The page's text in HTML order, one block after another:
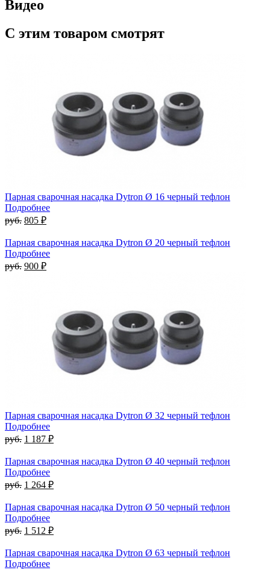
Видео
С этим товаром смотрят
Парная сварочная насадка Dytron Ø 16 черный тефлон
Подробнее
руб. 805 ₽
Парная сварочная насадка Dytron Ø 20 черный тефлон
Подробнее
руб. 900 ₽
Парная сварочная насадка Dytron Ø 32 черный тефлон
Подробнее
руб. 1 187 ₽
Парная сварочная насадка Dytron Ø 40 черный тефлон
Подробнее
руб. 1 264 ₽
Парная сварочная насадка Dytron Ø 50 черный тефлон
Подробнее
руб. 1 512 ₽
Парная сварочная насадка Dytron Ø 63 черный тефлон
Подробнее